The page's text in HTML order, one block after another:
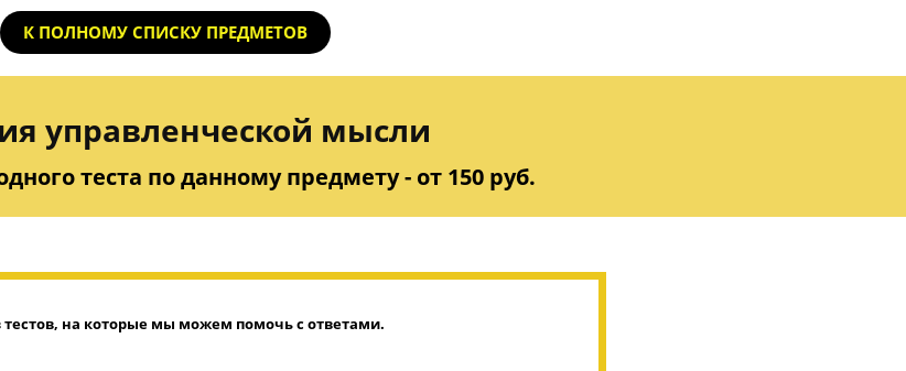
К ПОЛНОМУ СПИСКУ ПРЕДМЕТОВ
управленческой мысли
теста по данному предмету - от 150 руб.
на которые мы можем помочь с ответами.